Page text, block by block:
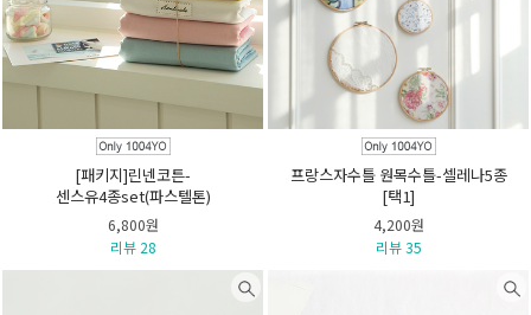
[패키지]린넨코튼-
센스유4종set(파스텔톤)
6,800원
리뷰 28
프랑스자수틀 원목수틀-셀레나5종
[택1]
4,200원
리뷰 35